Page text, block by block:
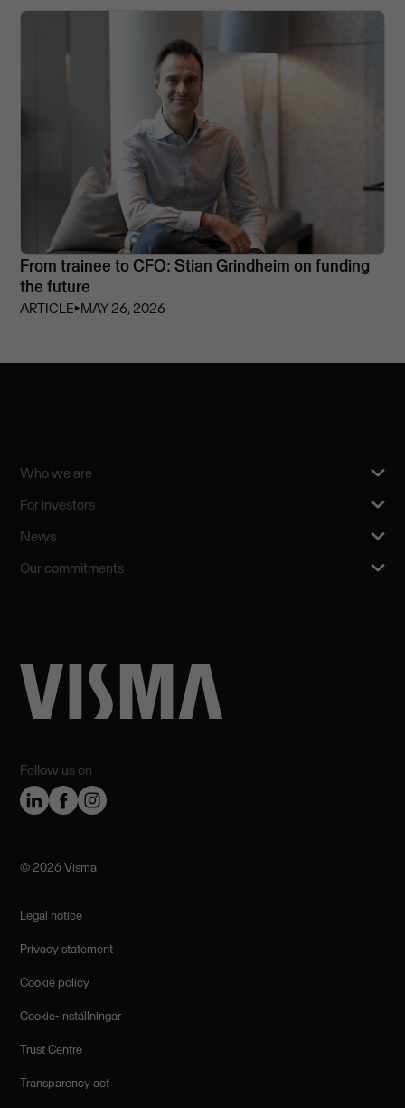
From trainee to CFO: Stian Grindheim on funding
the future
ARTICLE⏵MAY 26, 2026
Follow us on
Who we are
For investors
News
Our commitments
©️ 2026 Visma
Legal notice
Privacy statement
Cookie policy
Cookie-inställningar
Trust Centre
Transparency act